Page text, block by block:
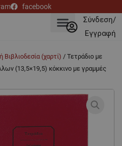
facebook
Σύνδεση/
Εγγραφή
Βιβλιοδεσία (χαρτί) / Τετράδιο με
(13,5×19,5) κόκκινο με γραμμές